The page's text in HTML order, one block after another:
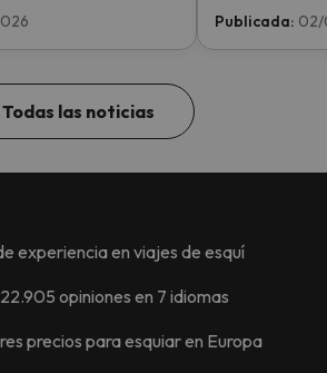
ahora y ayúdanos
Publicada:
Todas las noticias
experiencia en viajes de esquí
opiniones en 7 idiomas
precios para esquiar en Europa